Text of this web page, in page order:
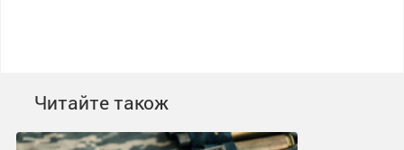
Читайте також